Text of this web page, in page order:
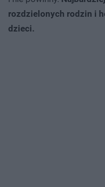
rozdzielonych rodzin i
dzieci.